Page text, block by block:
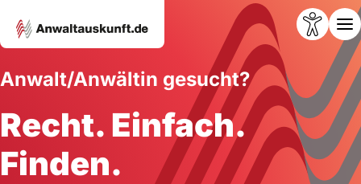
Anwalt/Anwältin gesucht?
Recht. Einfach.
Finden.